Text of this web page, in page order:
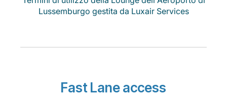
Lussemburgo gestita da Luxair Services
Fast Lane access